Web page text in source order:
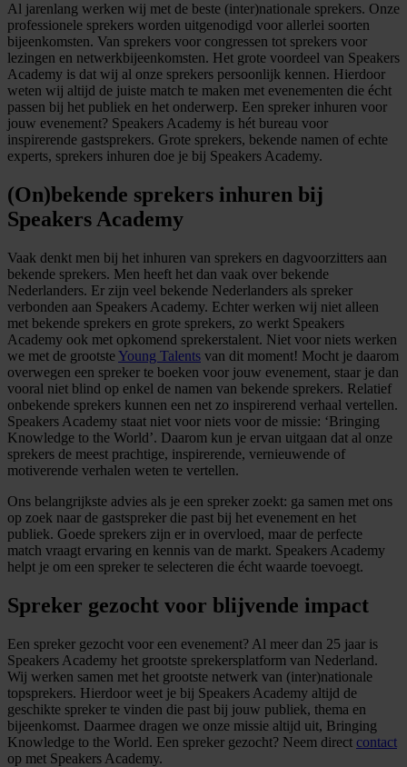
Al jarenlang werken wij met de beste (inter)nationale sprekers. Onze
professionele sprekers worden uitgenodigd voor allerlei soorten
bijeenkomsten. Van sprekers voor congressen tot sprekers voor
lezingen en netwerkbijeenkomsten. Het grote voordeel van Speakers
Academy is dat wij al onze sprekers persoonlijk kennen. Hierdoor
weten wij altijd de juiste match te maken met evenementen die écht
passen bij het publiek en het onderwerp. Een spreker inhuren voor
jouw evenement? Speakers Academy is hét bureau voor
inspirerende gastsprekers. Grote sprekers, bekende namen of echte
experts, sprekers inhuren doe je bij Speakers Academy.
(On)bekende sprekers inhuren bij
Speakers Academy
Vaak denkt men bij het inhuren van sprekers en dagvoorzitters aan
bekende sprekers. Men heeft het dan vaak over bekende
Nederlanders. Er zijn veel bekende Nederlanders als spreker
verbonden aan Speakers Academy. Echter werken wij niet alleen
met bekende sprekers en grote sprekers, zo werkt Speakers
Academy ook met opkomend sprekerstalent. Niet voor niets werken
we met de grootsteYoung Talents van dit moment! Mocht je daarom
overwegen een spreker te boeken voor jouw evenement, staar je dan
vooral niet blind op enkel de namen van bekende sprekers. Relatief
onbekende sprekers kunnen een net zo inspirerend verhaal vertellen.
Speakers Academy staat niet voor niets voor de missie: ‘Bringing
Knowledge to the World’. Daarom kun je ervan uitgaan dat al onze
sprekers de meest prachtige, inspirerende, vernieuwende of
motiverende verhalen weten te vertellen.
Ons belangrijkste advies als je een spreker zoekt: ga samen met ons
op zoek naar de gastspreker die past bij het evenement en het
publiek. Goede sprekers zijn er in overvloed, maar de perfecte
match vraagt ervaring en kennis van de markt. Speakers Academy
helpt je om een spreker te selecteren die écht waarde toevoegt.
Spreker gezocht voor blijvende impact
Een spreker gezocht voor een evenement? Al meer dan 25 jaar is
Speakers Academy het grootste sprekersplatform van Nederland.
Wij werken samen met het grootste netwerk van (inter)nationale
topsprekers. Hierdoor weet je bij Speakers Academy altijd de
geschikte spreker te vinden die past bij jouw publiek, thema en
bijeenkomst. Daarmee dragen we onze missie altijd uit, Bringing
Knowledge to the World. Een spreker gezocht? Neem direct contact
op met Speakers Academy.